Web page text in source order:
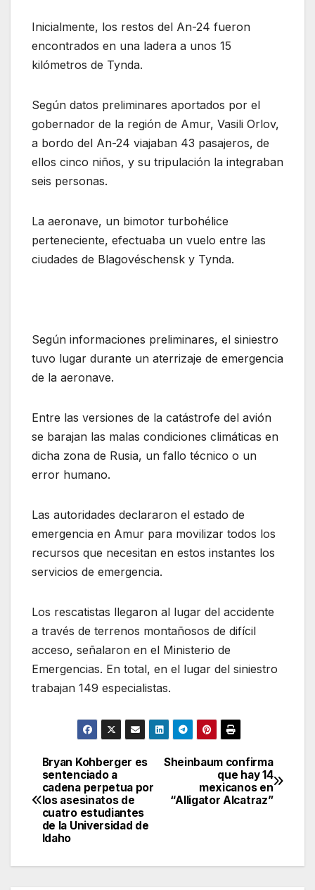
Inicialmente, los restos del An-24 fueron
encontrados en una ladera a unos 15
kilómetros de Tynda.
Según datos preliminares aportados por el
gobernador de la región de Amur, Vasili Orlov,
a bordo del An-24 viajaban 43 pasajeros, de
ellos cinco niños, y su tripulación la integraban
seis personas.
La aeronave, un bimotor turbohélice
perteneciente, efectuaba un vuelo entre las
ciudades de Blagovéschensk y Tynda.
Según informaciones preliminares, el siniestro
tuvo lugar durante un aterrizaje de emergencia
de la aeronave.
Entre las versiones de la catástrofe del avión
se barajan las malas condiciones climáticas en
dicha zona de Rusia, un fallo técnico o un
error humano.
Las autoridades declararon el estado de
emergencia en Amur para movilizar todos los
recursos que necesitan en estos instantes los
servicios de emergencia.
Los rescatistas llegaron al lugar del accidente
a través de terrenos montañosos de difícil
acceso, señalaron en el Ministerio de
Emergencias. En total, en el lugar del siniestro
trabajan 149 especialistas.
Navegación
de
entradas
Sheinbaum confirma
que hay 14
mexicanos en
“Alligator Alcatraz”
Bryan Kohberger es
sentenciado a
cadena perpetua por
los asesinatos de
cuatro estudiantes
de la Universidad de
Idaho